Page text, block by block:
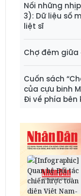
Nối những
3): Dữ liệu số
liệt sĩ
Chợ đêm
Cuốn sách
của cựu binh
Đi về phía bên